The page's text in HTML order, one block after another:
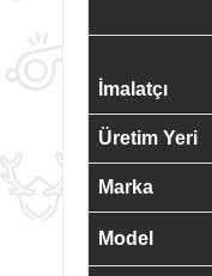
İmalatçı
Üretim Yeri
Marka
Model